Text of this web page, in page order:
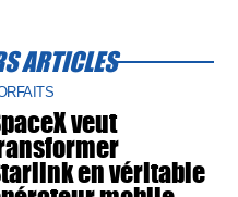
ARTICLES
veut
en véritable